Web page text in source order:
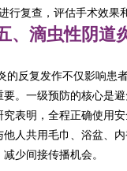
行复查，评估手术效果
、滴虫性阴道
的反复发作不仅影响患
要。一级预防的核心是
表明，全程正确使用
他人共用毛巾、浴盆、
少间接传播机会。